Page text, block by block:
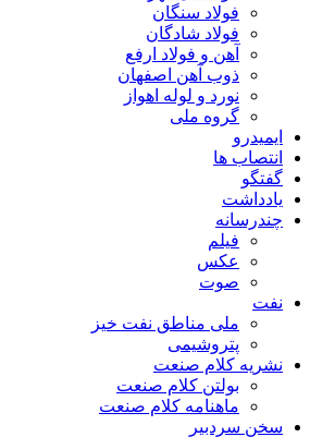
فولاد سنگان
فولاد شادگان
آهن و فولاد ارفع
ذوب آهن اصفهان
نورد و لوله اهواز
گروه ملی
ایمیدرو
انتصاب ها
گفتگو
یادداشت
چندرسانه
فیلم
عکس
صوت
نفت
ملی مناطق نفت خیز
پتروشیمی
نشریه کلام صنعت
بولتن کلام صنعت
ماهنامه کلام صنعت
سخن سردبیر